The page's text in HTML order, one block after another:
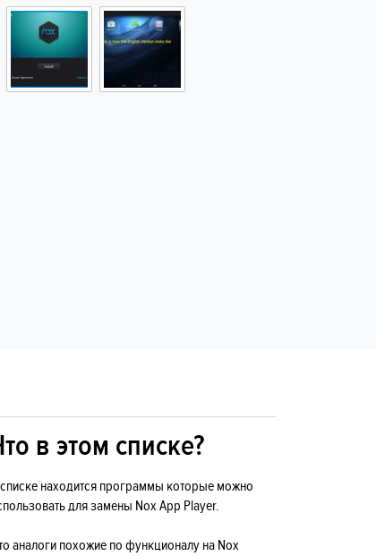
в этом списке?
находится программы которые можно
для замены Nox App Player.
аналоги похожие по функционалу на Nox